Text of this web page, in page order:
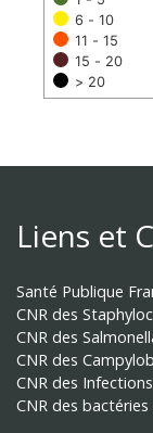
6 - 10
11 - 15
15 - 20
> 20
Liens et
Santé Publique
CNR des
CNR des
CNR des
CNR des
CNR des